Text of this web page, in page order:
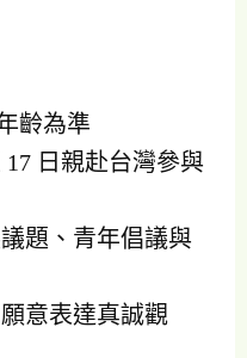
齡為準
17 日親赴台灣參與
題、青年倡議與
意表達真誠觀